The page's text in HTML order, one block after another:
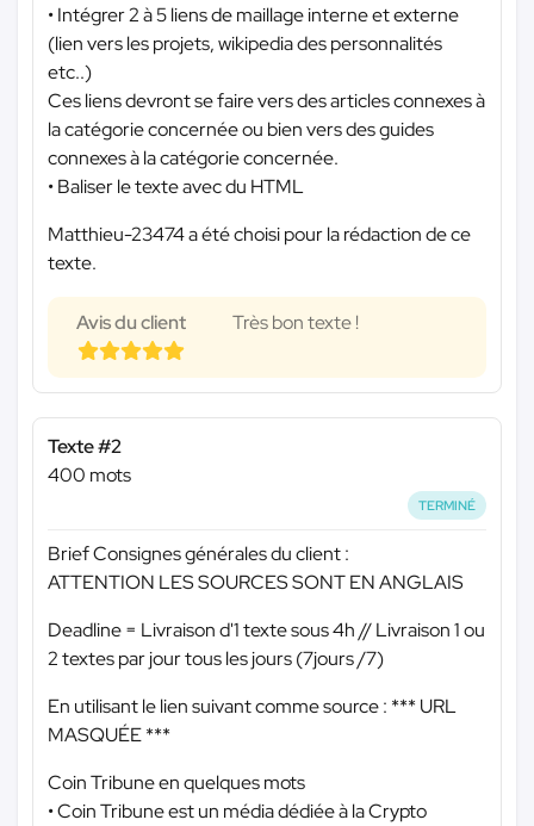
• Intégrer 2 à 5 liens de maillage interne et externe
(lien vers les projets, wikipedia des personnalités
etc..)
Ces liens devront se faire vers des articles connexes à
la catégorie concernée ou bien vers des guides
connexes à la catégorie concernée.
• Baliser le texte avec du HTML
Matthieu-23474 a été choisi pour la rédaction de ce
texte.
Avis du client Très bon texte !
Texte #2
400 mots
TERMINÉ
Brief Consignes générales du client :
ATTENTION LES SOURCES SONT EN ANGLAIS
Deadline = Livraison d'1 texte sous 4h // Livraison 1 ou
2 textes par jour tous les jours (7jours /7)
En utilisant le lien suivant comme source : *** URL
MASQUÉE ***
Coin Tribune en quelques mots
• Coin Tribune est un média dédiée à la Crypto